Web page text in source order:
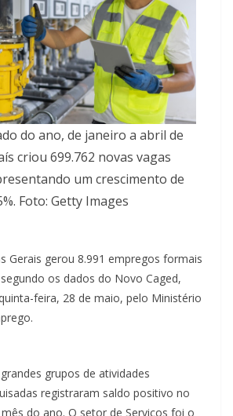
do ano, de janeiro a abril de
criou 699.762 novas vagas
um crescimento de
Foto: Getty Images
Gerais gerou 8.991 empregos formais
os dados do Novo Caged,
feira, 28 de maio, pelo Ministério
grupos de atividades
registraram saldo positivo no
do ano. O setor de Serviços foi o